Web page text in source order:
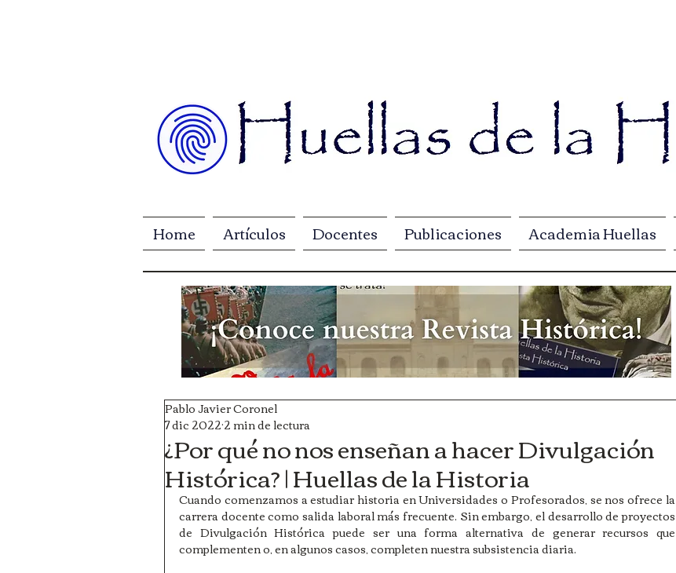
Home Artículos Docentes Publicaciones Academia Huellas
¿Por qué no nos enseñan a hacer Divulgación
Histórica? | Huellas de la Historia
Pablo Javier Coronel
7 dic 20222 min de lectura
Cuando comenzamos a estudiar historia en Universidades o Profesorados, se nos ofrece la
carrera docente como salida laboral más frecuente. Sin embargo, el desarrollo de proyectos
de Divulgación Histórica puede ser una forma alternativa de generar recursos que
complementen o, en algunos casos, completen nuestra subsistencia diaria.